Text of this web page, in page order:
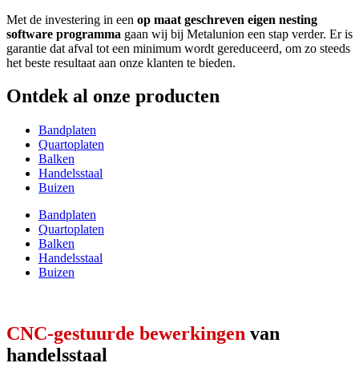
Met de investering in een op maat geschreven eigen nesting
software programma gaan wij bij Metalunion een stap verder. Er is
garantie dat afval tot een minimum wordt gereduceerd, om zo steeds
het beste resultaat aan onze klanten te bieden.
Ontdek al onze producten
Bandplaten
Quartoplaten
Balken
Handelsstaal
Buizen
Bandplaten
Quartoplaten
Balken
Handelsstaal
Buizen
CNC-gestuurde bewerkingen van
handelsstaal